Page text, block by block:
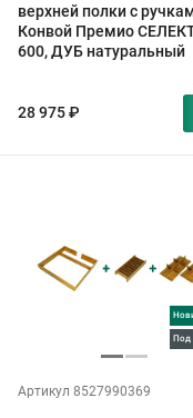
верхней полки с
Конвой Премио
600, ДУБ натуральный
28 975 ₽
Артикул 8527990369